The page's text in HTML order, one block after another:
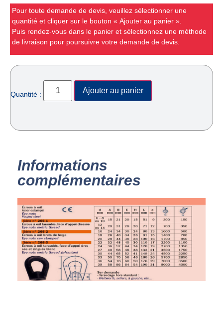
Pour toute demande de devis, veuillez sélectionner une
quantité et cliquer sur le bouton « Ajouter au panier ».
Puis rendez-vous dans le panier et sélectionnez une méthode
de livraison pour poursuivre votre demande de devis.
Quantité : Ajouter au panier
Informations
complémentaires